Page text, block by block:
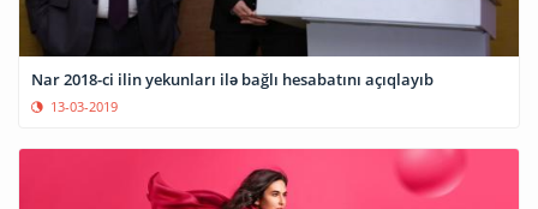
Nar 2018-ci ilin yekunları ilə bağlı hesabatını açıqlayıb
13-03-2019